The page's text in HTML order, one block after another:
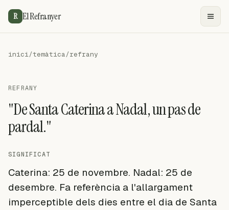
R El Refranyer
inici/temàtica/refrany
REFRANY
"De Santa Caterina a Nadal, un pas de
pardal."
SIGNIFICAT
Caterina: 25 de novembre. Nadal: 25 de
desembre. Fa referència a l'allargament
imperceptible dels dies entre el dia de Santa